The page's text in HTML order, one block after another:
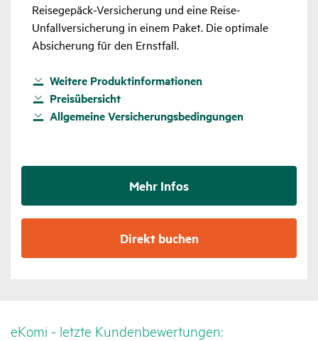
Reisegepäck-Versicherung und eine Reise-
Unfallversicherung in einem Paket. Die optimale
Absicherung für den Ernstfall.
Weitere Produktinformationen
Preisübersicht
Allgemeine Versicherungsbedingungen
Mehr Infos
Direkt buchen
eKomi - letzte Kunden­be­wer­tungen: